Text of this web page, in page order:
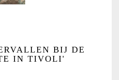
BIJ DE
IN TIVOLI'